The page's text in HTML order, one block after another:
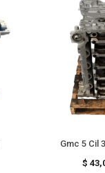
Gmc 5 Cil
$